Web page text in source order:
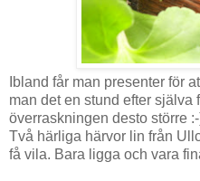
Ibland får man presenter för
man det en stund efter själva
överraskningen desto större
Två härliga härvor lin från
få vila. Bara ligga och vara